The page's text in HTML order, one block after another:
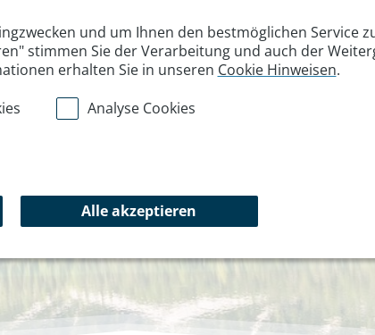
Pragser
bis in die Civetta
und um Ihnen den bestmöglichen Service
stimmen Sie der Verarbeitung und auch der
erhalten Sie in unseren Cookie Hinweisen.
Analyse Cookies
Alle akzeptieren